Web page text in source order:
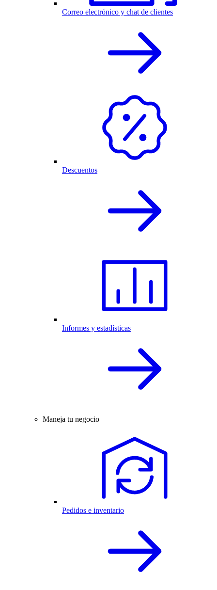
Correo electrónico y chat de clientes
Descuentos
Informes y estadísticas
Maneja tu negocio
Pedidos e inventario